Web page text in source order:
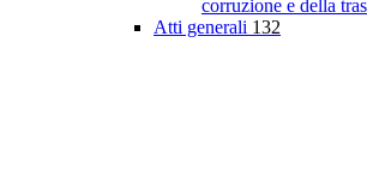
corruzione e della
Atti generali 132